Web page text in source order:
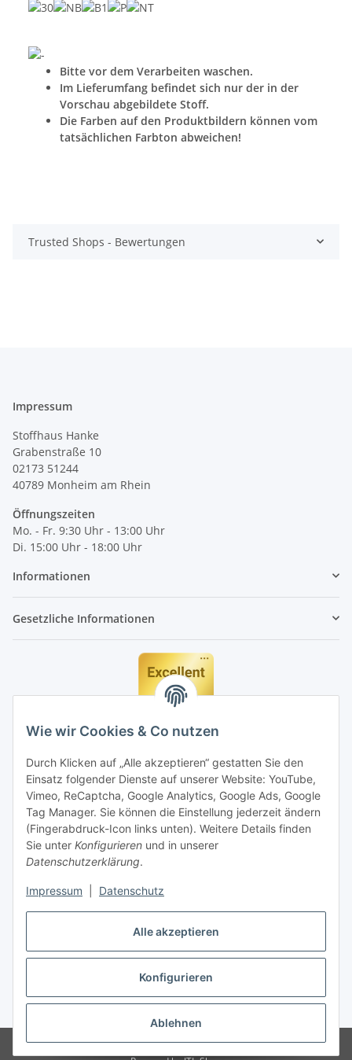
Alle akzeptieren
Konfigurieren
Ablehnen
Wie wir Cookies & Co nutzen
Durch Klicken auf „Alle akzeptieren“ gestatten Sie den
Einsatz folgender Dienste auf unserer Website: YouTube,
Vimeo, ReCaptcha, Google Analytics, Google Ads, Google
Tag Manager. Sie können die Einstellung jederzeit ändern
(Fingerabdruck-Icon links unten). Weitere Details finden
Sie unter Konfigurieren und in unserer
Datenschutzerklärung.
Impressum Datenschutz
Bitte vor dem Verarbeiten waschen.
Im Lieferumfang befindet sich nur der in der
Vorschau abgebildete Stoff.
Die Farben auf den Produktbildern können vom
tatsächlichen Farbton abweichen!
Trusted Shops - Bewertungen
Impressum
Stoffhaus Hanke
Grabenstraße 10
02173 51244
40789 Monheim am Rhein
Öffnungszeiten
Mo. - Fr. 9:30 Uhr - 13:00 Uhr
Di. 15:00 Uhr - 18:00 Uhr
Informationen
Gesetzliche Informationen
Vertrag widerrufen
* Alle Preise inkl. gesetzlicher MwSt., zzgl.Versand
© Stoffhaus Hanke